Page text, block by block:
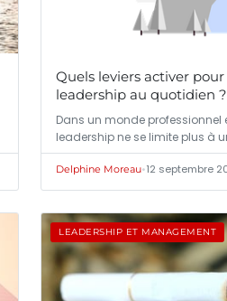
Quels leviers activer
leadership au quotidien ?
Dans un monde
leadership ne se limite plus à
Delphine Moreau•12 septembre
LEADERSHIP ET MANAGEMENT